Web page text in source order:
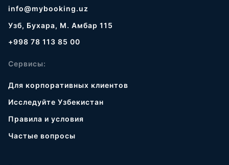
info@mybooking.uz
Узб, Бухара, М. Амбар 115
+998 78 113 85 00
Сервисы:
Для корпоративных клиентов
Исследуйте Узбекистан
Правила и условия
Частые вопросы